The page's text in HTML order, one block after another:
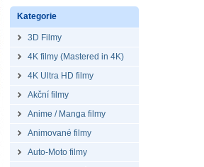
Kategorie
3D Filmy
4K filmy (Mastered in 4K)
4K Ultra HD filmy
Akční filmy
Anime / Manga filmy
Animované filmy
Auto-Moto filmy